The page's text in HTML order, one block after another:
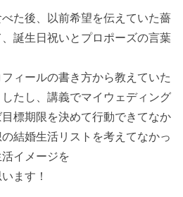
た後、以前希望を伝えていた薔
誕生日祝いとプロポーズの言葉
ィールの書き方から教えていた
たし、講義でマイウェディング
標期限を決めて行動できてなか
結婚生活リストを考えてなかっ
イメージを
ます！